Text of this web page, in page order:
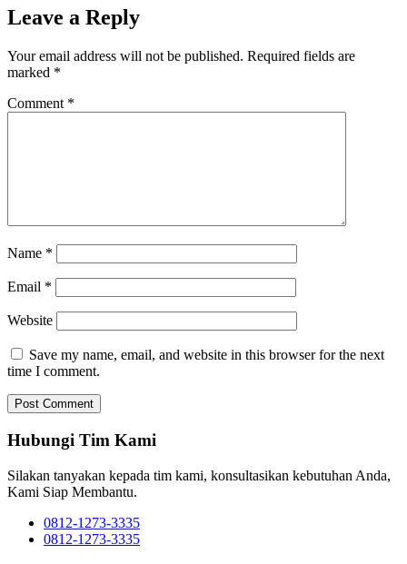
Leave a Reply
Your email address will not be published. Required fields are
marked *
Comment *
Name *
Email *
Website
Save my name, email, and website in this browser for the next
time I comment.
Hubungi Tim Kami
Silakan tanyakan kepada tim kami, konsultasikan kebutuhan Anda,
Kami Siap Membantu.
0812-1273-3335
0812-1273-3335